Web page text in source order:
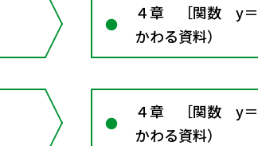
４章 ［関数 y＝
かわる資料）
４章 ［関数 y＝
かわる資料）